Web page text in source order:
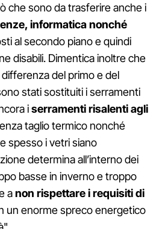
che sono da trasferire anche i
informatica nonché
al secondo piano e quindi
disabili. Dimentica inoltre che
del primo e del
stati sostituiti i serramenti
iserramenti risalenti agli
taglio termico nonché
spesso i vetri siano
determina all’interno dei
basse in inverno e troppo
anon rispettare i requisiti di
un enorme spreco energetico